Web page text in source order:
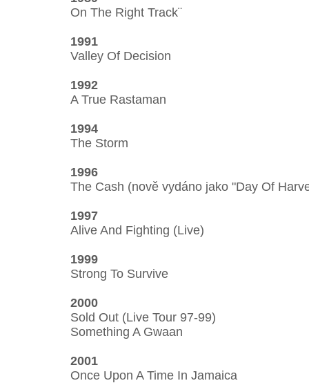
On The Right Track¨
1991
Valley Of Decision
1992
A True Rastaman
1994
The Storm
1996
The Cash (nově vydáno jako "Day Of
1997
Alive And Fighting (Live)
1999
Strong To Survive
2000
Sold Out (Live Tour 97-99)
Something A Gwaan
2001
Once Upon A Time In Jamaica